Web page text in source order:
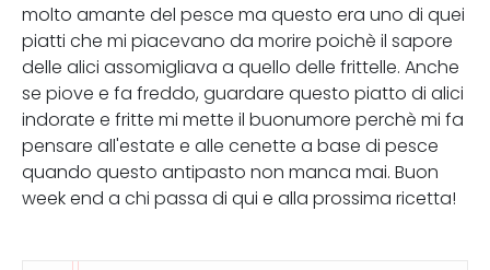
molto amante del pesce ma questo era uno di quei
piatti che mi piacevano da morire poichè il sapore
delle alici assomigliava a quello delle frittelle. Anche
se piove e fa freddo, guardare questo piatto di alici
indorate e fritte mi mette il buonumore perchè mi fa
pensare all'estate e alle cenette a base di pesce
quando questo antipasto non manca mai. Buon
week end a chi passa di qui e alla prossima ricetta!